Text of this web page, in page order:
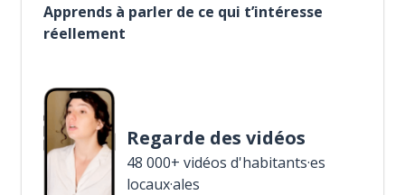
Apprends à parler de ce qui t’intéresse
réellement
Regarde des vidéos
48 000+ vidéos d'habitants·es
locaux·ales